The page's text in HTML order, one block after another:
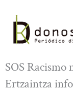
contenido
SOS Racismo
Ertzaintza